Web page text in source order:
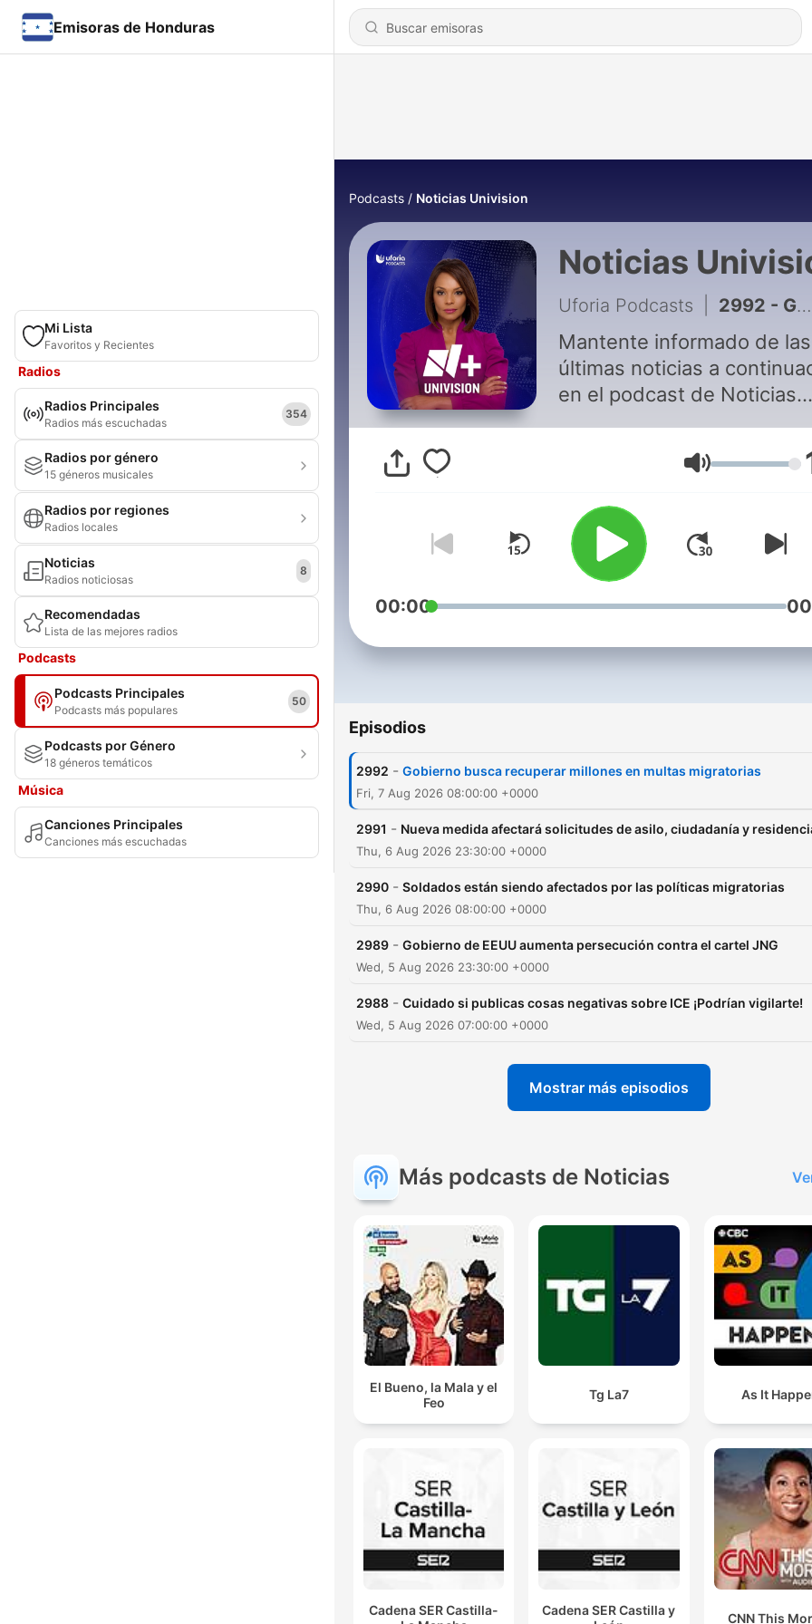
Emisoras de Honduras
Mi Lista
Favoritos y Recientes
Radios
Radios Principales
Radios más escuchadas
354
Radios por género
15 géneros musicales
Radios por regiones
Radios locales
Noticias
Radios noticiosas
8
Recomendadas
Lista de las mejores radios
Podcasts
Podcasts Principales
Podcasts más populares
50
Podcasts por Género
18 géneros temáticos
Música
Canciones Principales
Canciones más escuchadas
Podcasts Noticias Univision
Noticias
Uforia Podcasts 2992 - Gobierno busca recuperar millones en multas migratorias
Mantente informado de las
últimas noticias a
en el podcast de Noticias
informativos más vistos y
confiables de la televisión
Escucha cada tarde el
Noticiero Univision con Ilia
Calderón, que por más de
años ha presentado a su
importantes que ocurren
poniendo especial énfasis
comunidad latina. Oye
audiencia “Noticiero
Zidane. Cada fin de semana
Digital del Noticiero
mundiales relevantes para
por Carolina Sarassa y Borja
Volumen
00:00
Episodios
2992 - Gobierno busca recuperar millones en multas migratorias
Fri, 7 Aug 2026 08:00:00 +0000
2991 - Nueva medida afectará solicitudes de asilo, ciudadanía y
Thu, 6 Aug 2026 23:30:00 +0000
2990 - Soldados están siendo afectados por las políticas migratorias
Thu, 6 Aug 2026 08:00:00 +0000
2989 - Gobierno de EEUU aumenta persecución contra el cartel JNG
Wed, 5 Aug 2026 23:30:00 +0000
2988 - Cuidado si publicas cosas negativas sobre ICE ¡Podrían vigilarte!
Wed, 5 Aug 2026 07:00:00 +0000
Mostrar más episodios
Más podcasts de Noticias
El Bueno, la Mala y el
Feo
Tg La7 As It
Cadena SER Castilla-
Cadena SER Castilla y
CNN This